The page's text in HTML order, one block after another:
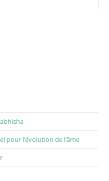
pour l’évolution de l’âme